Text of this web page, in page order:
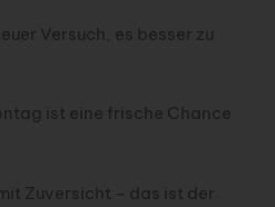
Versuch, es besser zu
ist eine frische Chance
Zuversicht – das ist der